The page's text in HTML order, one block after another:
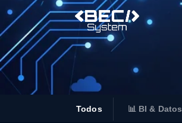
Todos 📊 BI & Datos